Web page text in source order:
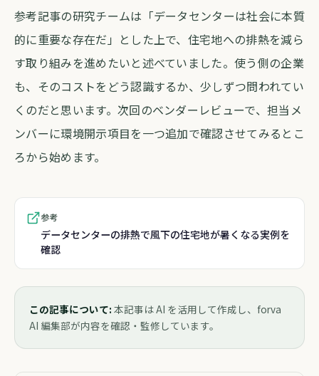
参考記事の研究チームは「データセンターは社会に本質
的に重要な存在だ」とした上で、住宅地への排熱を減ら
す取り組みを進めたいと述べていました。使う側の企業
も、そのコストをどう認識するか、少しずつ問われてい
くのだと思います。次回のベンダーレビューで、担当メ
ンバーに環境開示項目を一つ追加で確認させてみるとこ
ろから始めます。
参考
データセンターの排熱で風下の住宅地が暑くなる実例を
確認
この記事について: 本記事は AI を活用して作成し、forva
AI 編集部が内容を確認・監修しています。